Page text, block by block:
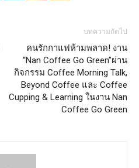
บทความถัดไป
คนรักกาแฟห้ามพลาด! งาน
“Nan Coffee Go Green”ผ่าน
กิจกรรม Coffee Morning Talk,
Beyond Coffee และ Coffee
Cupping & Learning ในงาน Nan
Coffee Go Green